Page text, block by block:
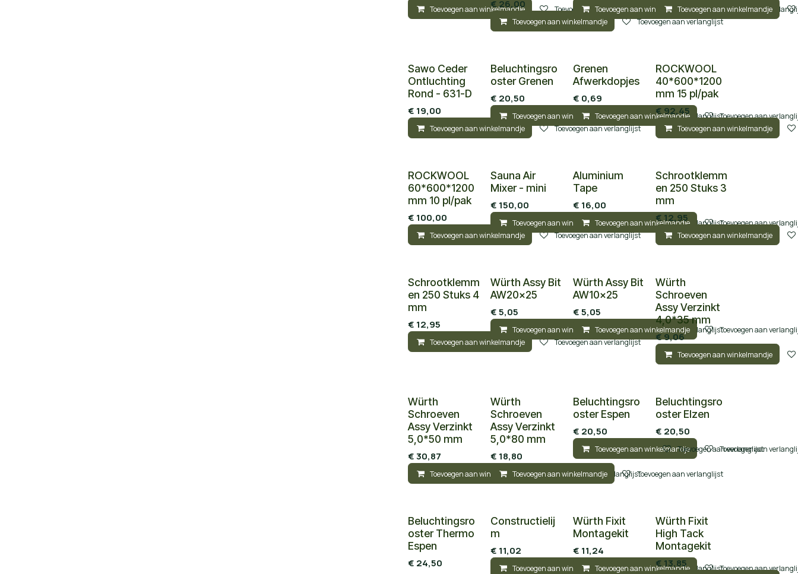
Toevoegen aan winkelmandje Toevoegen aan verlanglijst
€26,00
Toevoegen aan winkelmandje Toevoegen aan verlanglijst
Toevoegen aan winkelmandje Toevoegen aan
Toevoegen aan winkelmandje
Sawo Ceder
Ontluchting
Rond - 631-D
€ 19,00
Toevoegen aan winkelmandje Toevoegen aan verlanglijst
Beluchtingsro
oster Grenen
€ 20,50
Toevoegen aan winkelmandje Toevoegen aan verlanglijst
Grenen
Afwerkdopjes
€ 0,69
Toevoegen aan winkelmandje Toevoegen aan
ROCKWOOL
40*600*1200
mm 15 pl/pak
€92,45
Toevoegen aan winkelmandje
ROCKWOOL
60*600*1200
mm 10 pl/pak
€ 100,00
Toevoegen aan winkelmandje Toevoegen aan verlanglijst
Sauna Air
Mixer - mini
€ 150,00
Toevoegen aan winkelmandje Toevoegen aan verlanglijst
Aluminium
Tape
€ 16,00
Toevoegen aan winkelmandje Toevoegen aan
Schrootklemm
en 250 Stuks 3
mm
€12,95
Toevoegen aan winkelmandje
Schrootklemm
en 250 Stuks 4
mm
€ 12,95
Toevoegen aan winkelmandje Toevoegen aan verlanglijst
Würth Assy Bit
AW20x25
€5,05
Toevoegen aan winkelmandje Toevoegen aan verlanglijst
Würth Assy Bit
AW10x25
€5,05
Toevoegen aan winkelmandje Toevoegen aan
Würth
Schroeven
Assy Verzinkt
4,0*35 mm
€9,06
Toevoegen aan winkelmandje
Würth
Schroeven
Assy Verzinkt
5,0*50 mm
€30,87
Toevoegen aan winkelmandje Toevoegen aan verlanglijst
Würth
Schroeven
Assy Verzinkt
5,0*80 mm
€ 18,80
Toevoegen aan winkelmandje Toevoegen aan verlanglijst
Beluchtingsro
oster Espen
€ 20,50
Toevoegen aan winkelmandje Toevoegen aan
Beluchtingsro
oster Elzen
€ 20,50
Toevoegen aan verlanglijst
Beluchtingsro
oster Thermo
Espen
€ 24,50
Constructielij
m
€ 11,02
Toevoegen aan winkelmandje Toevoegen aan verlanglijst
Würth Fixit
Montagekit
€ 11,24
Toevoegen aan winkelmandje Toevoegen aan
Würth Fixit
High Tack
Montagekit
€13,85